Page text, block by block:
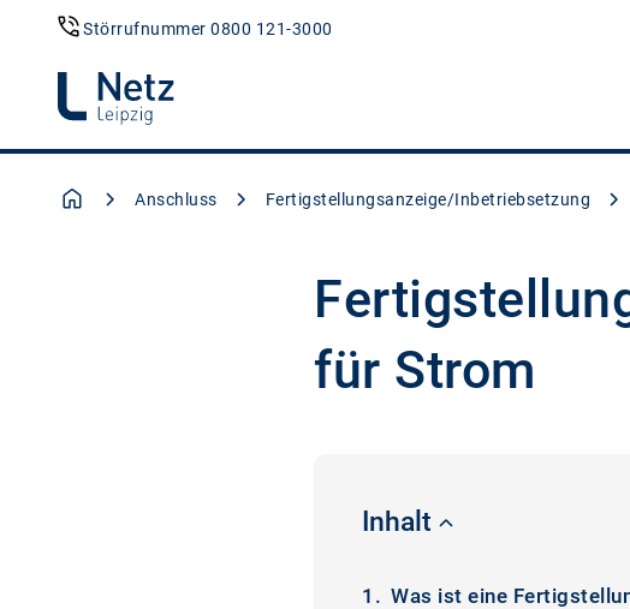
Störrufnummer 0800 121-3000
Anschluss Fertigstellungsanzeige/Inbetriebsetzung
für Strom
Inhalt
Was ist eine